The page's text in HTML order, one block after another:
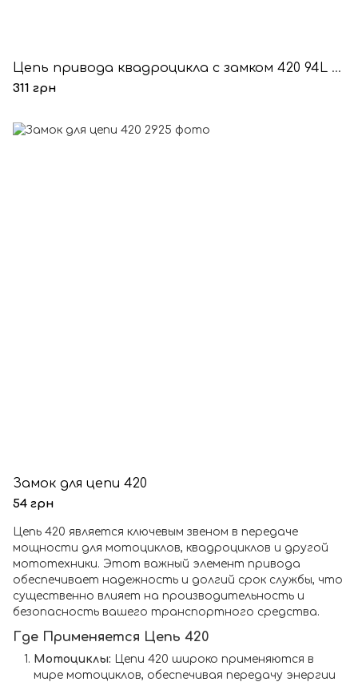
Цепь привода квадроцикла с замком 420 94L 47 звеньев
311 грн
Замок для цепи 420
54 грн
Цепь 420 является ключевым звеном в передаче
мощности для мотоциклов, квадроциклов и другой
мототехники. Этот важный элемент привода
обеспечивает надежность и долгий срок службы, что
существенно влияет на производительность и
безопасность вашего транспортного средства.
Где Применяется Цепь 420
Мотоциклы: Цепи 420 широко применяются в
мире мотоциклов, обеспечивая передачу энергии